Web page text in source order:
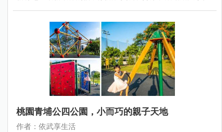
桃園青埔公四公園，小而巧的親子天地
作者：依武享生活